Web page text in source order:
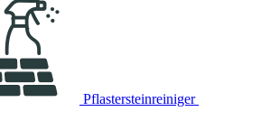
Pflastersteinreiniger